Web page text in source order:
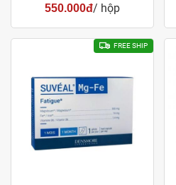
550.000đ/ hộp
FREE SHIP